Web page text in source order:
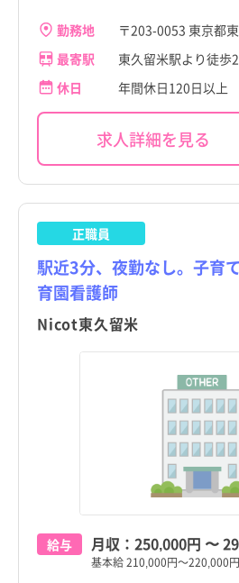
中央区
港区
勤務地
〒203-0053 東京都
最寄駅
東久留米駅より徒歩
休日
年間休日120日以上
求人詳細を見る
正職員
駅近3分、夜勤なし。子育
育園看護師
Nicot東久留米
給与 月収： 250,000円 〜
基本給 210,000円～220,000円
中央区
港区